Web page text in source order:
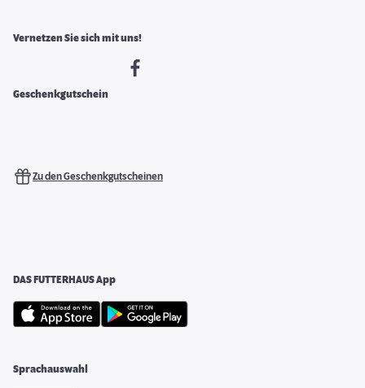
Vernetzen Sie sich mit uns!
Geschenkgutschein
Zu den Geschenkgutscheinen
DAS FUTTERHAUS App
Sprachauswahl